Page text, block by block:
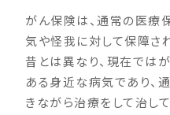
がん保険は、通常の医療
気や怪我に対して保障さ
昔とは異なり、現在では
ある身近な病気であり、
きながら治療をして治して